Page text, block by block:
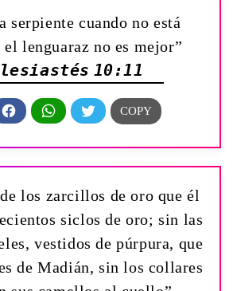
serpiente cuando no está
el lenguaraz no es mejor”
10:11
los zarcillos de oro que él
siclos de oro; sin las
vestidos de púrpura, que
de Madián, sin los collares